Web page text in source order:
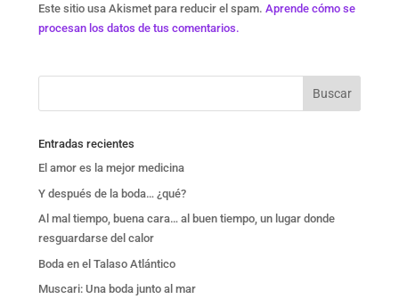
Este sitio usa Akismet para reducir el spam. Aprende cómo se
procesan los datos de tus comentarios.
Entradas recientes
El amor es la mejor medicina
Y después de la boda… ¿qué?
Al mal tiempo, buena cara… al buen tiempo, un lugar donde
resguardarse del calor
Boda en el Talaso Atlántico
Muscari: Una boda junto al mar